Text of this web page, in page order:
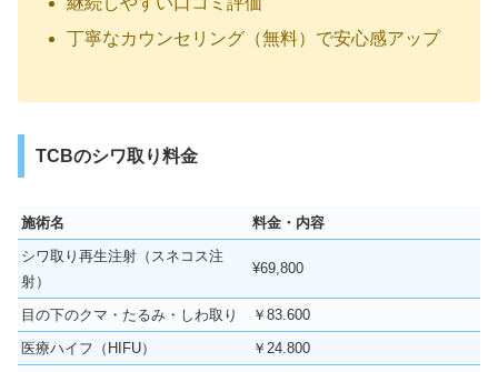
丁寧なカウンセリング（無料）で安心感アップ
TCBのシワ取り料金
施術名
料金・内容
シワ取り再生注射（スネコス注
射）
¥69,800
目の下のクマ・たるみ・しわ取り
￥83.600
医療ハイフ（HIFU）
￥24.800